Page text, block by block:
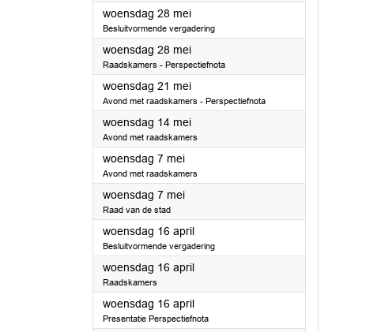
woensdag 28 mei2025
Besluitvormende vergadering
woensdag 28 mei2025
Raadskamers - Perspectiefnota
woensdag 21 mei2025
Avond met raadskamers - Perspectiefnota
woensdag 14 mei2025
Avond met raadskamers
woensdag 7 mei2025
Avond met raadskamers
woensdag 7 mei2025
Raad van de stad
woensdag 16 april2025
Besluitvormende vergadering
woensdag 16 april2025
Raadskamers
woensdag 16 april2025
Presentatie Perspectiefnota